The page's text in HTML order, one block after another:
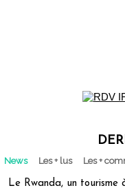
News Les + lus Les +
Le Rwanda, un